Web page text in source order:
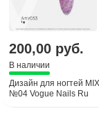
200,00 руб.
В наличии
Дизайн для ногтей MIX
№04 Vogue Nails Ru